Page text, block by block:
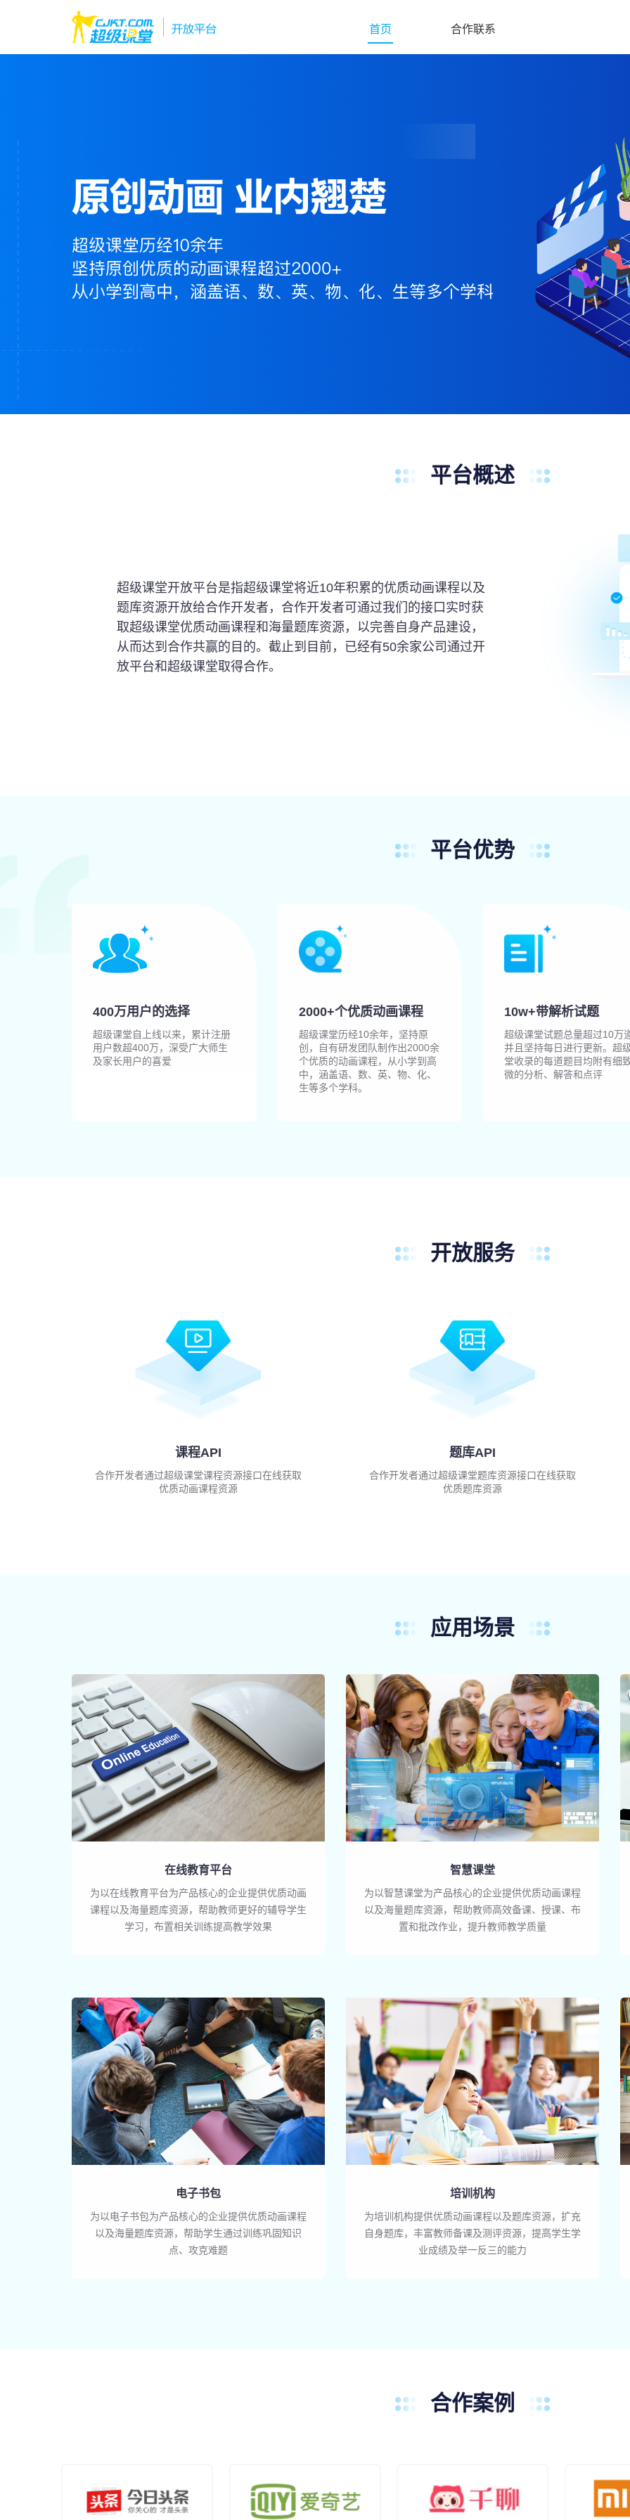
首页 合作联系
平台概述
超级课堂开放平台是指超级课堂将近10年积累的优质动画课程以及
题库资源开放给合作开发者，合作开发者可通过我们的接口实时获
取超级课堂优质动画课程和海量题库资源，以完善自身产品建设，
从而达到合作共赢的目的。截止到目前，已经有50余家公司通过开
放平台和超级课堂取得合作。
平台优势
400万用户的选择
超级课堂自上线以来，累计注册
用户数超400万，深受广大师生
及家长用户的喜爱
2000+个优质动画课程
超级课堂历经10余年，坚持原
创，自有研发团队制作出2000余
个优质的动画课程，从小学到高
中，涵盖语、数、英、物、化、
生等多个学科。
10w+带解析试题
超级课堂试题总量超过10万
并且坚持每日进行更新。超
堂收录的每道题目均附有细
微的分析、解答和点评
开放服务
课程API
合作开发者通过超级课堂课程资源接口在线获取
优质动画课程资源
题库API
合作开发者通过超级课堂题库资源接口在线获取
优质题库资源
应用场景
在线教育平台
为以在线教育平台为产品核心的企业提供优质动画
课程以及海量题库资源，帮助教师更好的辅导学生
学习，布置相关训练提高教学效果
智慧课堂
为以智慧课堂为产品核心的企业提供优质动画课程
以及海量题库资源，帮助教师高效备课、授课、布
置和批改作业，提升教师教学质量
电子书包
为以电子书包为产品核心的企业提供优质动画课程
以及海量题库资源，帮助学生通过训练巩固知识
点、攻克难题
培训机构
为培训机构提供优质动画课程以及题库资源，扩充
自身题库，丰富教师备课及测评资源，提高学生学
业成绩及举一反三的能力
合作案例